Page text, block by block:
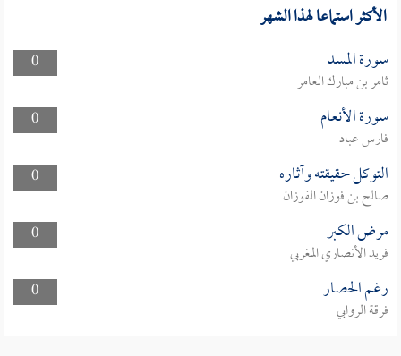
الأكثر استماعا لهذا الشهر
0 سورة المسد
ثامر بن مبارك العامر
0
سورة الأنعام
فارس عباد
0
التوكل حقيقته وآثاره
صالح بن فوزان الفوزان
0
مرض الكبر
فريد الأنصاري المغربي
0
رغم الحصار
فرقة الروابي